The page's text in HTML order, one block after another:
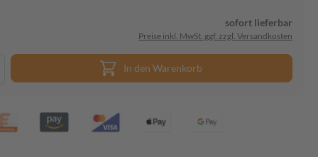
sofort lieferbar
Preise inkl. MwSt. ggf. zzgl. Versandkosten
In den Warenkorb